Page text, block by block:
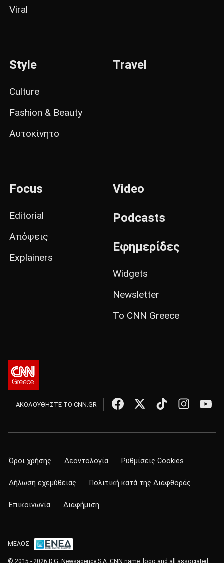
Viral
Style
Culture
Fashion & Beauty
Αυτοκίνητο
Travel
Focus
Editorial
Απόψεις
Explainers
Video
Podcasts
Εφημερίδες
Widgets
Newsletter
Το CNN Greece
ΑΚΟΛΟΥΘΗΣΤΕ ΤΟ CNN.GR
Όροι χρήσης Δεοντολογία Ρυθμίσεις Cookies
Δήλωση εχεμύθειας Πολιτική κατά της Διαφθοράς
Επικοινωνία Διαφήμιση
ΜΕΛΟΣ
© 2015 - 2026 D.G. Newsagency S.A. CNN name, logo and all associated